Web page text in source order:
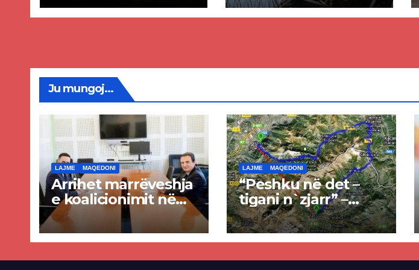
iranian, një i vdekur
Ju mungoj...
LAJME MAQEDONI
Arrihet marrëveshja
e koalicionimit në
parim mes Kurtit
dhe Abdixhikut
LAJME MAQEDONI
“Peshku në det –
tigani n`zjarr” –
Ende pa u kryer
projekti i tunelit,
komuna e Tetovës
nis punimet për